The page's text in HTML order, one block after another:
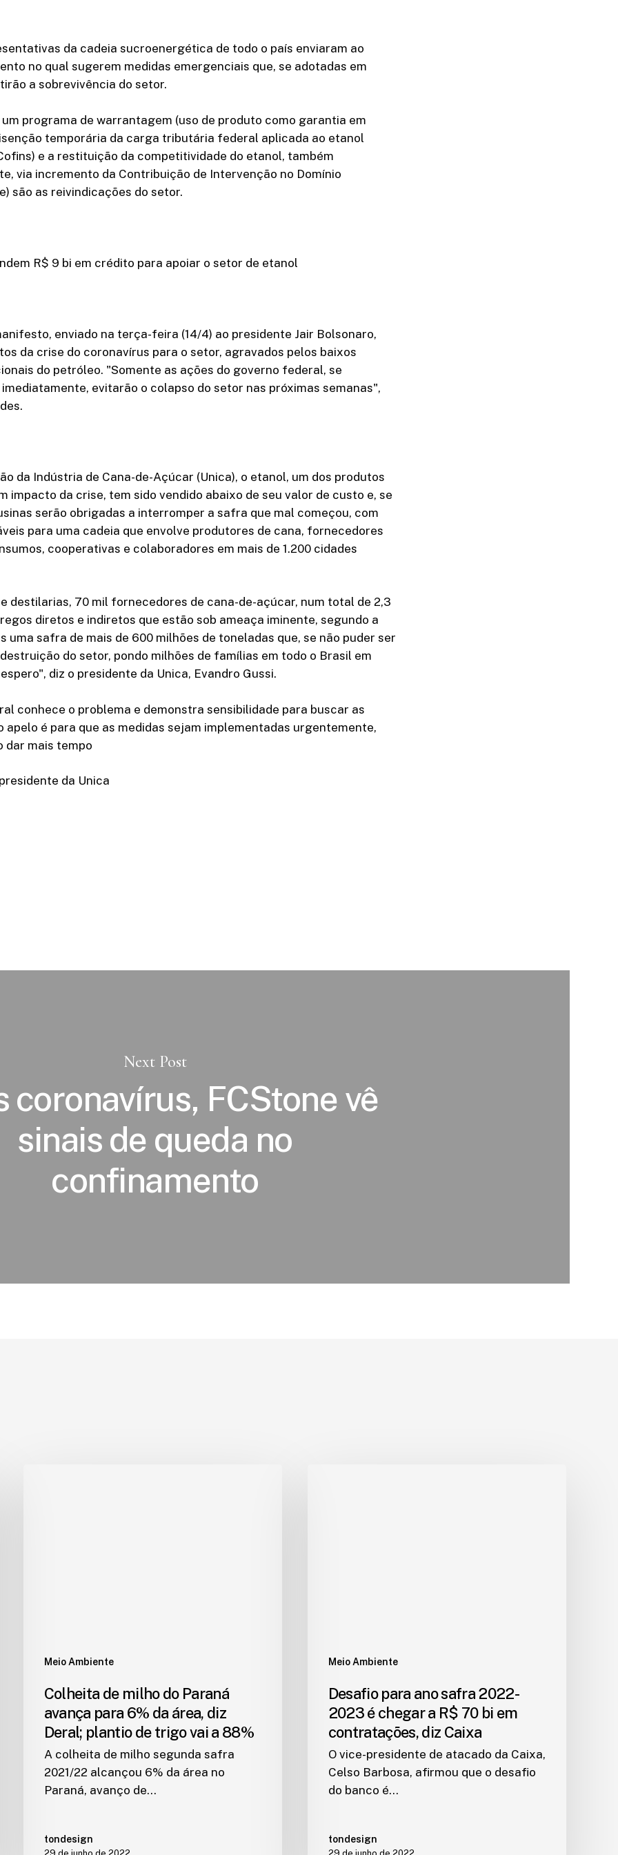
da cadeia sucroenergética de todo o país enviaram ao
no qual sugerem medidas emergenciais que, se adotadas em
a sobrevivência do setor.
programa de warrantagem (uso de produto como garantia em
temporária da carga tributária federal aplicada ao etanol
e a restituição da competitividade do etanol, também
via incremento da Contribuição de Intervenção no Domínio
são as reivindicações do setor.
R$ 9 bi em crédito para apoiar o setor de etanol
enviado na terça-feira (14/4) ao presidente Jair Bolsonaro,
da crise do coronavírus para o setor, agravados pelos baixos
do petróleo. "Somente as ações do governo federal, se
evitarão o colapso do setor nas próximas semanas",
da Indústria de Cana-de-Açúcar (Unica), o etanol, um dos produtos
impacto da crise, tem sido vendido abaixo de seu valor de custo e, se
serão obrigadas a interromper a safra que mal começou, com
para uma cadeia que envolve produtores de cana, fornecedores
cooperativas e colaboradores em mais de 1.200 cidades
destilarias, 70 mil fornecedores de cana-de-açúcar, num total de 2,3
diretos e indiretos que estão sob ameaça iminente, segundo a
uma safra de mais de 600 milhões de toneladas que, se não puder ser
do setor, pondo milhões de famílias em todo o Brasil em
diz o presidente da Unica, Evandro Gussi.
conhece o problema e demonstra sensibilidade para buscar as
apelo é para que as medidas sejam implementadas urgentemente,
dar mais tempo
da Unica
Next Post
coronavírus, FCStone vê
sinais de queda no
confinamento
Meio Ambiente
Colheita de milho do Paraná
avança para 6% da área, diz
Deral; plantio de trigo vai a 88%
A colheita de milho segunda safra
2021/22 alcançou 6% da área no
Paraná, avanço de…
tondesign
Meio Ambiente
Desafio para ano safra 2022-
2023 é chegar a R$ 70 bi em
contratações, diz Caixa
O vice-presidente de atacado da Caixa,
Celso Barbosa, afirmou que o desafio
do banco é…
tondesign